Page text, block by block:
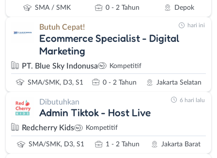
SMA / SMK 0 - 2 Tahun Depok
Butuh Cepat!
Ecommerce Specialist - Digital
Marketing
PT. Blue Sky Indonusa Kompetitif
SMA/SMK, D3, S1 0 - 2 Tahun Jakarta Selatan
hari ini
Dibutuhkan
Admin Tiktok - Host Live
Redcherry Kids Kompetitif
SMA/SMK, D3, S1 1 - 2 Tahun Jakarta Barat
6 hari lalu